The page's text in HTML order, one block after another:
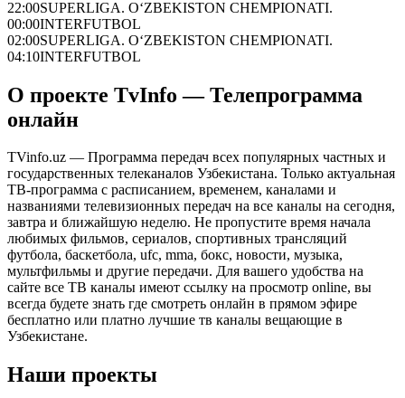
22:00SUPERLIGA. O‘ZBEKISTON CHEMPIONATI.
00:00INTERFUTBOL
02:00SUPERLIGA. O‘ZBEKISTON CHEMPIONATI.
04:10INTERFUTBOL
О проекте TvInfo — Телепрограмма
онлайн
TVinfo.uz — Программа передач всех популярных частных и
государственных телеканалов Узбекистана. Только актуальная
ТВ-программа с расписанием, временем, каналами и
названиями телевизионных передач на все каналы на сегодня,
завтра и ближайшую неделю. Не пропустите время начала
любимых фильмов, сериалов, спортивных трансляций
футбола, баскетбола, ufc, mma, бокс, новости, музыка,
мультфильмы и другие передачи. Для вашего удобства на
сайте все ТВ каналы имеют ссылку на просмотр online, вы
всегда будете знать где смотреть онлайн в прямом эфире
бесплатно или платно лучшие тв каналы вещающие в
Узбекистане.
Наши проекты